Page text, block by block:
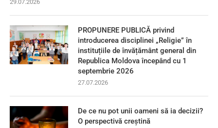
29.07.2026
PROPUNERE PUBLICĂ privind
introducerea disciplinei „Religie” în
instituțiile de învățământ general din
Republica Moldova începând cu 1
septembrie 2026
27.07.2026
De ce nu pot unii oameni să ia decizii?
O perspectivă creștină